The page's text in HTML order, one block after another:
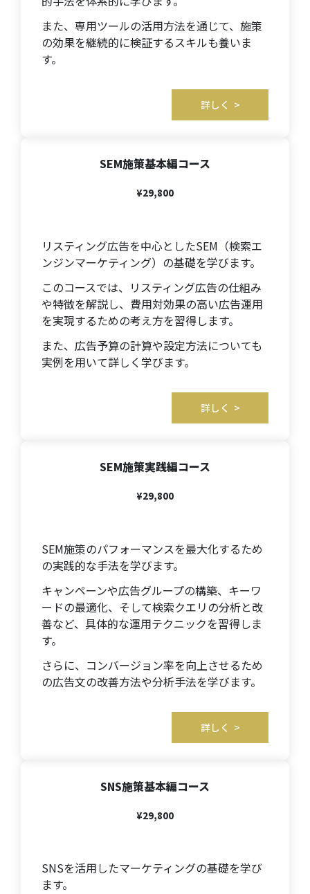
また、専用ツールの活用方法を通じて、施策
の効果を継続的に検証するスキルも養いま
す。
詳しく >
SEM施策基本編コース
¥29,800
リスティング広告を中心としたSEM（検索エ
ンジンマーケティング）の基礎を学びます。
このコースでは、リスティング広告の仕組み
や特徴を解説し、費用対効果の高い広告運用
を実現するための考え方を習得します。
また、広告予算の計算や設定方法についても
実例を用いて詳しく学びます。
詳しく >
SEM施策実践編コース
¥29,800
SEM施策のパフォーマンスを最大化するため
の実践的な手法を学びます。
キャンペーンや広告グループの構築、キーワ
ードの最適化、そして検索クエリの分析と改
善など、具体的な運用テクニックを習得しま
す。
さらに、コンバージョン率を向上させるため
の広告文の改善方法や分析手法を学びます。
詳しく >
SNS施策基本編コース
¥29,800
SNSを活用したマーケティングの基礎を学び
ます。